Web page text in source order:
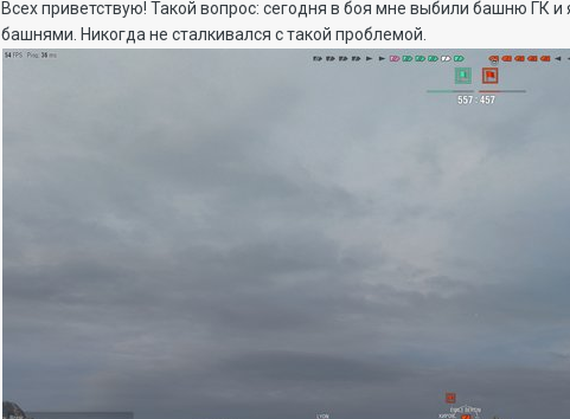
Всех приветствую! Такой вопрос: сегодня в боя мне выбили башню ГК
башнями. Никогда не сталкивался с такой проблемой.